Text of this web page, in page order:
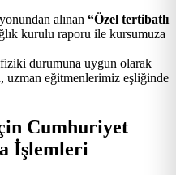
alınan “Özel tertibatlı
kurulu raporu ile kursumuza
durumuna uygun olarak
uzman eğitmenlerimiz eşliğinde
Cumhuriyet
İşlemleri